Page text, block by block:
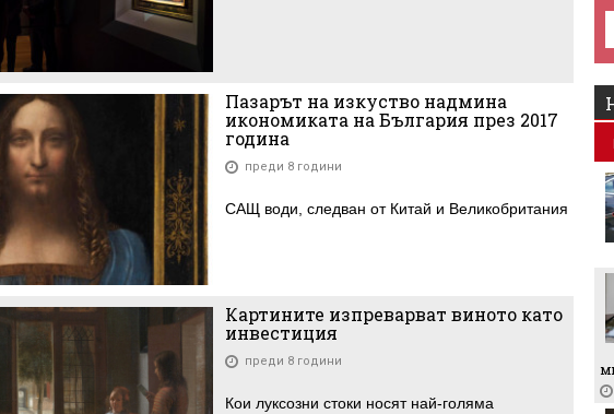
Пазарът на изкуство надмина
икономиката на България през 2017
година
преди 8 години
САЩ води, следван от Китай и Великобритания
Картините изпреварват виното като
инвестиция
преди 8 години
Кои луксозни стоки носят най-голяма